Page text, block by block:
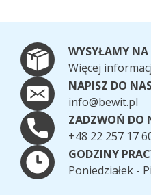
WYSYŁAMY
Więcej
NAPISZ DO
info@bewit.pl
ZADZWOŃ DO
+48 22 257 17
GODZINY
Poniedziałek -